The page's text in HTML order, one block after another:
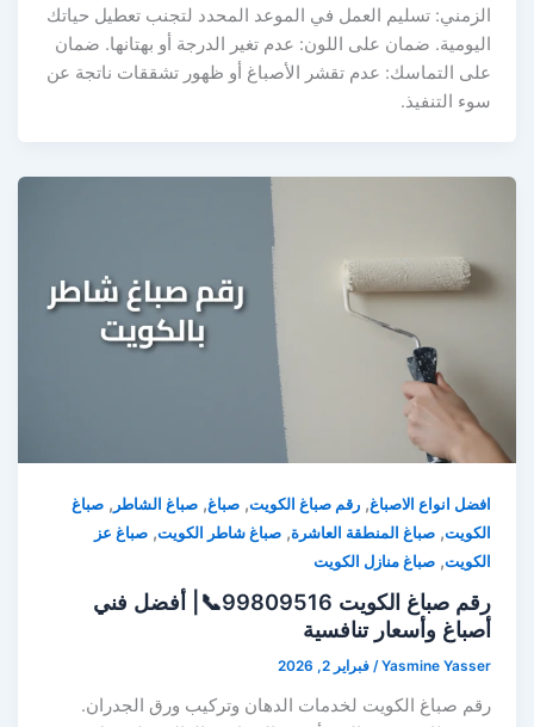
الزمني: تسليم العمل في الموعد المحدد لتجنب تعطيل حياتك
اليومية. ضمان على اللون: عدم تغير الدرجة أو بهتانها. ضمان
على التماسك: عدم تقشر الأصباغ أو ظهور تشققات ناتجة عن
سوء التنفيذ.
افضل انواع الاصباغ,رقم صباغ الكويت,صباغ,صباغ الشاطر ,صباغ
الكويت,صباغ المنطقة العاشرة,صباغ شاطر الكويت,صباغ عز
الكويت,صباغ منازل الكويت
رقم صباغ الكويت 99809516📞| أفضل فني
أصباغ وأسعار تنافسية
Yasmine Yasser
/فبراير 2, 2026
رقم صباغ الكويت لخدمات الدهان وتركيب ورق الجدران.